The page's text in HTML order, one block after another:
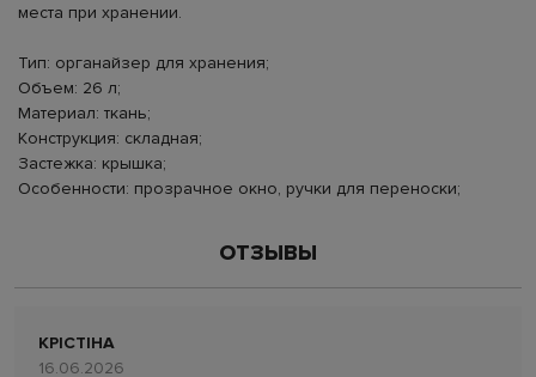
места при хранении.
Тип: органайзер для хранения;
Объем: 26 л;
Материал: ткань;
Конструкция: складная;
Застежка: крышка;
Особенности: прозрачное окно, ручки для переноски;
ОТЗЫВЫ
КРІСТІНА
16.06.2026